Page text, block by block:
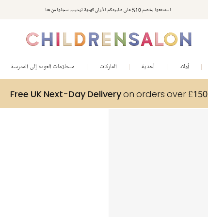
استمتعوا بخصم 10% على طلبيتكم الأولى كهدية ترحيب. سجلوا من هنا
أولاد أحذية الماركات مستلزمات العودة إلى المدرسة
Free UK Next-Day Deliveryon orders over £150